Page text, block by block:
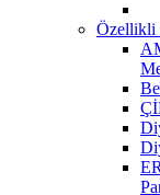
Özellikli